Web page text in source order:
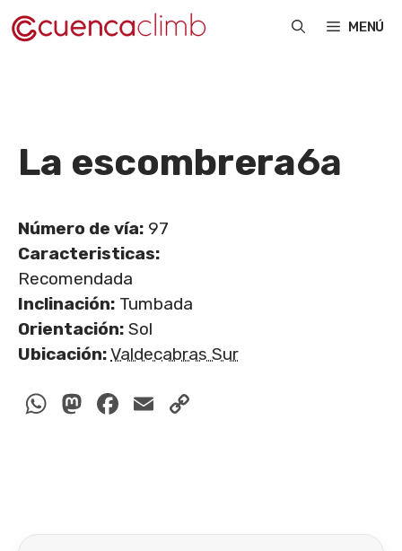
Saltar
al
MENÚ
La escombrera6a
Número de vía: 97
Caracteristicas:
Recomendada
Inclinación: Tumbada
Orientación: Sol
Ubicación:Valdecabras Sur
WhatsApp
Mastodon
Facebook
Email